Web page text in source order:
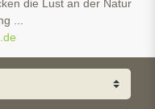
die Lust an der Natur
...